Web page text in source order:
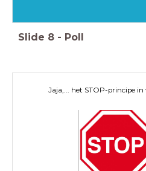
Slide 8 - Poll
Jaja,... het STOP-principe in